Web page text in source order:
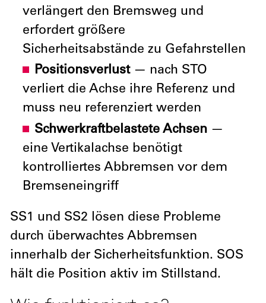
verlängert den Bremsweg und
erfordert größere
Sicherheitsabstände zu Gefahrstellen
Positionsverlust— nach STO
verliert die Achse ihre Referenz und
muss neu referenziert werden
Schwerkraftbelastete Achsen —
eine Vertikalachse benötigt
kontrolliertes Abbremsen vor dem
Bremseneingriff
SS1 und SS2 lösen diese Probleme
durch überwachtes Abbremsen
innerhalb der Sicherheitsfunktion. SOS
hält die Position aktiv im Stillstand.